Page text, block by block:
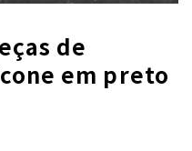
de
em preto